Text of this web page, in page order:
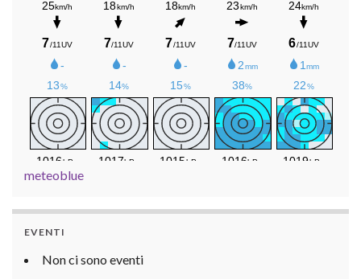
meteoblue
EVENTI
Non ci sono eventi